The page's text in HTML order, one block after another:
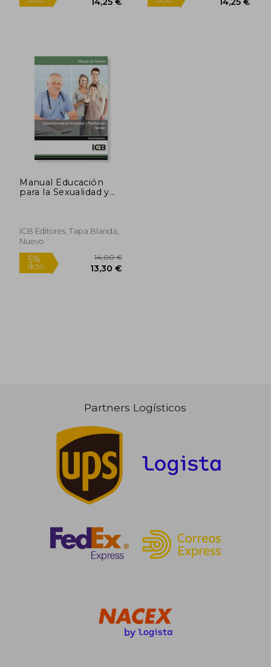
5%
dcto.
15,00 €
14,25 €
Rápido
Manual Educación
para la Sexualidad y
ICB Editores, Tapa Blanda,
Nuevo
14,00 €
Partners Logísticos